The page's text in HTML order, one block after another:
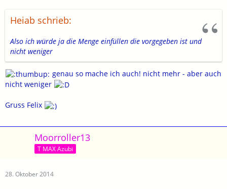
Heiab schrieb:
Also ich würde ja die Menge einfüllen die vorgegeben ist und
nicht weniger
genau so mache ich auch! nicht mehr - aber auch
nicht weniger
Gruss Felix
Moorroller13
T MAX Azubi
28. Oktober 2014